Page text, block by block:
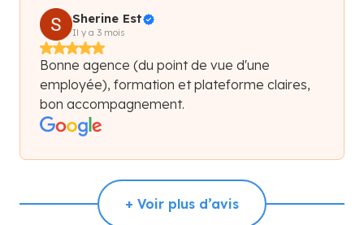
Sherine Est
Il y a 3 mois
Bonne agence (du point de vue d'une
employée), formation et plateforme claires,
bon accompagnement.
+ Voir plus d’avis